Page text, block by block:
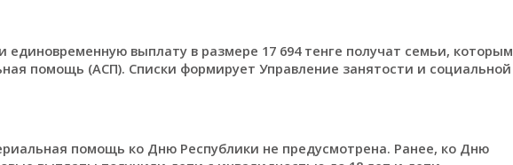
единовременную выплату в размере 17 694 тенге получат семьи, которым
помощь (АСП). Списки формирует Управление занятости и социальной
помощь ко Дню Республики не предусмотрена. Ранее, ко Дню